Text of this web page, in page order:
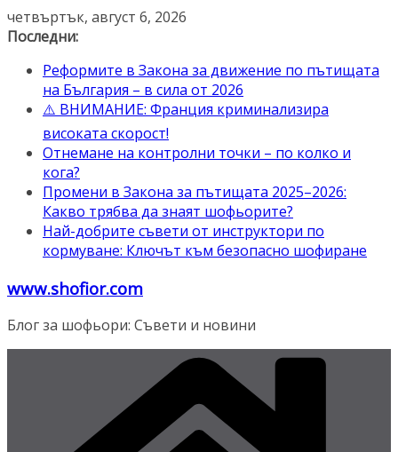
Skip
to
четвъртък, август 6, 2026
Последни:
Реформите в Закона за движение по пътищата
на България – в сила от 2026
⚠️ ВНИМАНИЕ: Франция криминализира
високата скорост!
Отнемане на контролни точки – по колко и
кога?
Промени в Закона за пътищата 2025–2026:
Какво трябва да знаят шофьорите?
Най-добрите съвети от инструктори по
кормуване: Ключът към безопасно шофиране
www.shofior.com
Блог за шофьори: Съвети и новини